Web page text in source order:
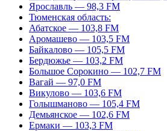
Ярославль — 98,3 FM
Тюменская область:
Абатское — 103,8 FM
Аромашево — 103,5 FM
Байкалово — 105,5 FM
Бердюжье — 103,2 FM
Большое Сорокино — 102,7 FM
Вагай — 97,0 FM
Викулово — 103,6 FM
Голышманово — 105,4 FM
Демьянское — 102,6 FM
Ермаки — 103,3 FM